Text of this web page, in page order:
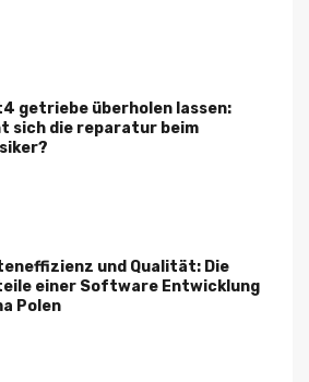
getriebe überholen lassen:
sich die reparatur beim
und Qualität: Die
einer Software Entwicklung
Polen